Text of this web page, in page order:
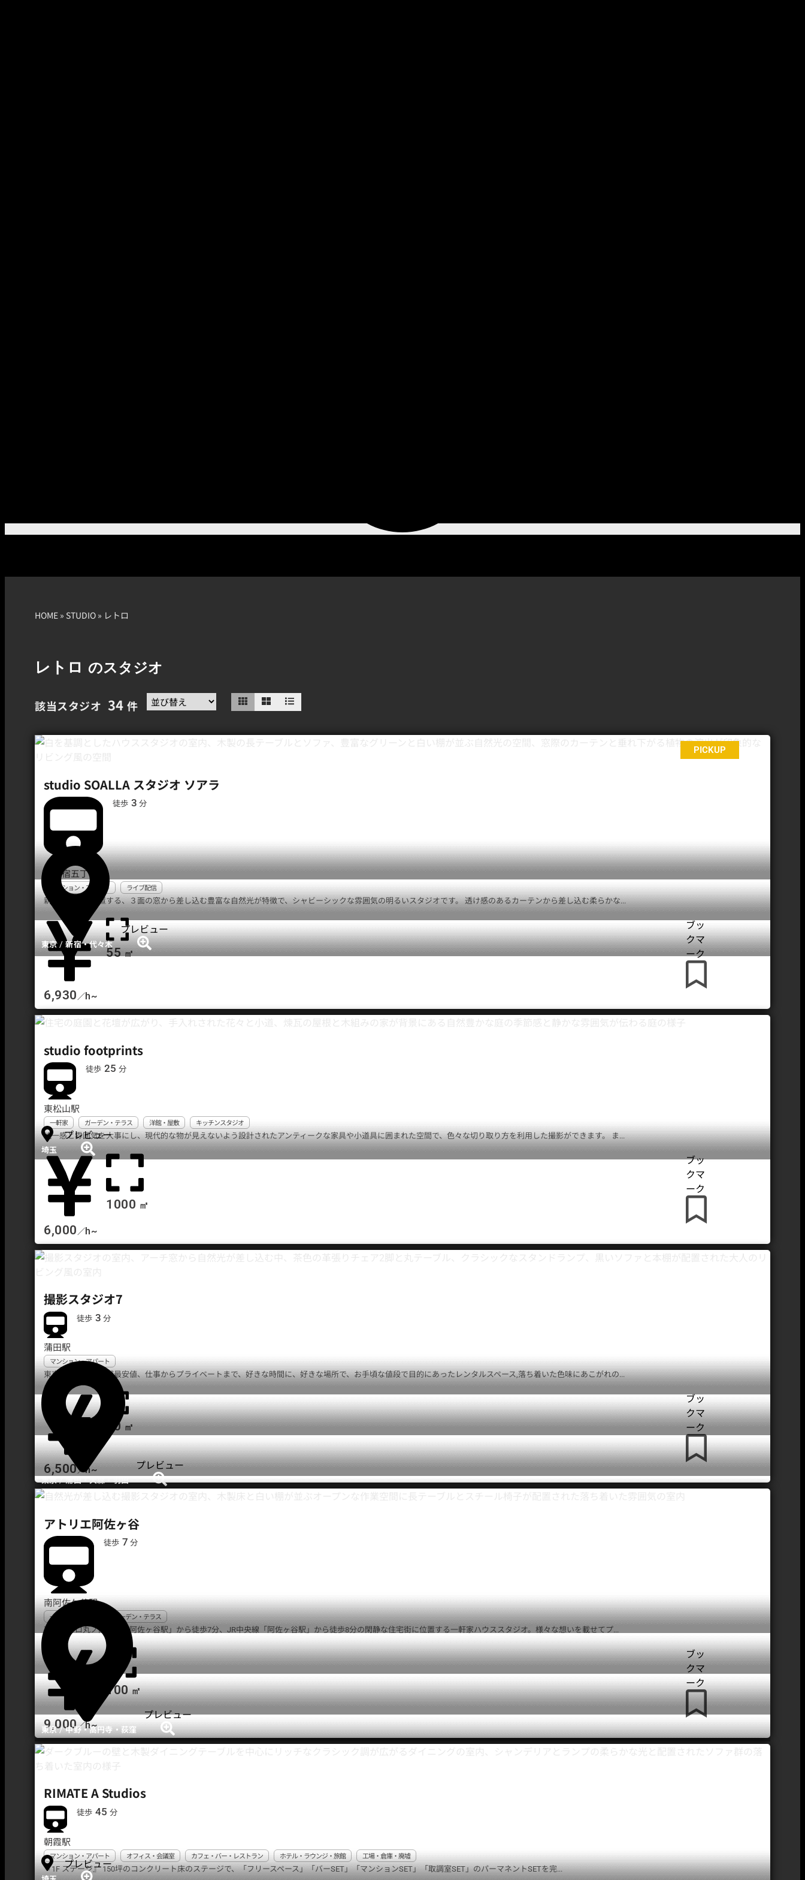
HOME » STUDIO » レトロ
レトロ のスタジオ
該当スタジオ 34 件
PICKUP
撮影スタジオ
ハウススタジオ
都内 レンタル
検索ポータルサイト
STUDIOMALL
スタジオモール
東京 / 新宿・代々木
プレビュー
studio SOALLA スタジオ ソアラ
西新宿五丁目駅
徒歩 3 分
マンション・アパート ライブ配信
新宿エリアに位置する、３面の窓から差し込む豊富な自然光が特徴で、シャビーシックな雰囲気の明るいスタジオです。 透け感のあるカーテンから差し込む柔らかな...
6,930 ／h~
55 ㎡
ブッ
クマ
ーク
撮影スタジオ
ハウススタジオ
都内 レンタル
検索ポータルサイト
STUDIOMALL
スタジオモール
埼玉
プレビュー
studio footprints
東松山駅
徒歩 25 分
一軒家 ガーデン・テラス 洋館・屋敷 キッチンスタジオ
統一感と雰囲気を大事にし、現代的な物が見えないよう設計されたアンティークな家具や小道具に囲まれた空間で、色々な切り取り方を利用した撮影ができます。 ま...
6,000 ／h~
1000 ㎡
ブッ
クマ
ーク
撮影スタジオ
ハウススタジオ
都内 レンタル
検索ポータルサイト
STUDIOMALL
スタジオモール
東京/蒲田・大森・羽田
プレビュー
撮影スタジオ7
蒲田駅
徒歩 3 分
マンション・アパート
東京都で人気の地域最安値、仕事からプライベートまで、好きな時間に、好きな場所で、お手頃な値段で目的にあったレンタルスペース,落ち着いた色味にあこがれの...
6,500／h~
50 ㎡
ブッ
クマ
ーク
撮影スタジオ
ハウススタジオ
都内 レンタル
検索ポータルサイト
STUDIOMALL
スタジオモール
東京/中野・高円寺・荻窪
プレビュー
アトリエ阿佐ヶ谷
南阿佐ケ谷駅
徒歩 7 分
一軒家 ガーデン・テラス
東京メトロ丸ノ内線「南阿佐ヶ谷駅」から徒歩7分、JR中央線「阿佐ヶ谷駅」から徒歩8分の閑静な住宅街に位置する一軒家ハウススタジオ。様々な想いを載せてプ...
9,000／h~
100㎡
ブッ
クマ
ーク
撮影スタジオ
ハウススタジオ
都内 レンタル
検索ポータルサイト
STUDIOMALL
スタジオモール
プレビュー
RIMATE A Studios
朝霞駅
徒歩 45 分
マンション・アパート オフィス・会議室 カフェ・バー・レストラン ホテル・ラウンジ・旅館 工場・倉庫・廃墟
『1F ステージ』 150坪のコンクリート床のステージで、「フリースペース」「バーSET」「マンションSET」「取調室SET」のパーマネントSETを完...